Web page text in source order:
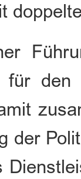
für
der